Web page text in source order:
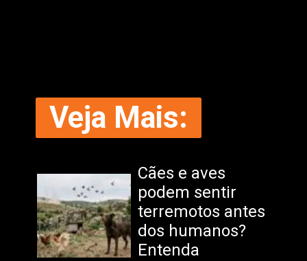
Veja Mais:
Cães e aves
podem sentir
terremotos antes
dos humanos?
Entenda